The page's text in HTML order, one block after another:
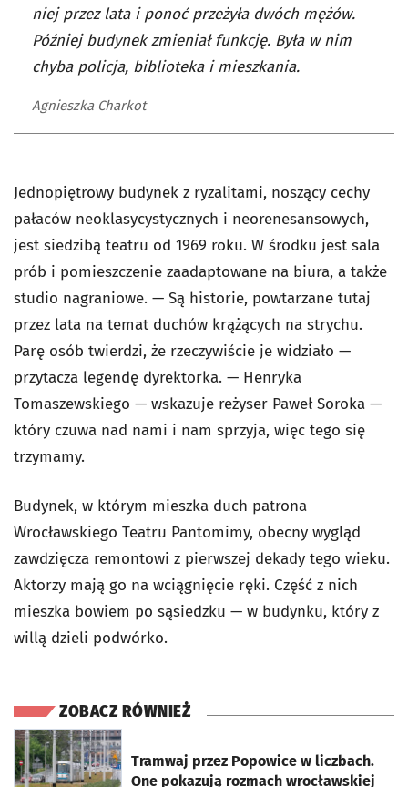
niej przez lata i ponoć przeżyła dwóch mężów.
Później budynek zmieniał funkcję. Była w nim
chyba policja, biblioteka i mieszkania.
Agnieszka Charkot
Jednopiętrowy budynek z ryzalitami, noszący cechy
pałaców neoklasycystycznych i neorenesansowych,
jest siedzibą teatru od 1969 roku. W środku jest sala
prób i pomieszczenie zaadaptowane na biura, a także
studio nagraniowe. — Są historie, powtarzane tutaj
przez lata na temat duchów krążących na strychu.
Parę osób twierdzi, że rzeczywiście je widziało —
przytacza legendę dyrektorka. — Henryka
Tomaszewskiego — wskazuje reżyser Paweł Soroka —
który czuwa nad nami i nam sprzyja, więc tego się
trzymamy.
Budynek, w którym mieszka duch patrona
Wrocławskiego Teatru Pantomimy, obecny wygląd
zawdzięcza remontowi z pierwszej dekady tego wieku.
Aktorzy mają go na wciągnięcie ręki. Część z nich
mieszka bowiem po sąsiedzku — w budynku, który z
willą dzieli podwórko.
ZOBACZ RÓWNIEŻ
Tramwaj przez Popowice w liczbach.
One pokazują rozmach wrocławskiej
otworzy się w nowej karcie